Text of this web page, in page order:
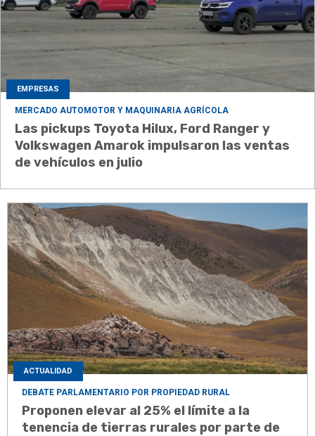
EMPRESAS
MERCADO AUTOMOTOR Y MAQUINARIA AGRÍCOLA
Las pickups Toyota Hilux, Ford Ranger y
Volkswagen Amarok impulsaron las ventas
de vehículos en julio
ACTUALIDAD
DEBATE PARLAMENTARIO POR PROPIEDAD RURAL
Proponen elevar al 25% el límite a la
tenencia de tierras rurales por parte de